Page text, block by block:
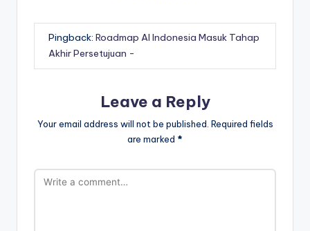
Pingback: Roadmap AI Indonesia Masuk Tahap
Akhir Persetujuan -
Leave a Reply
Your email address will not be published. Required fields
are marked *